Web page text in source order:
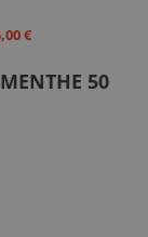
€
50